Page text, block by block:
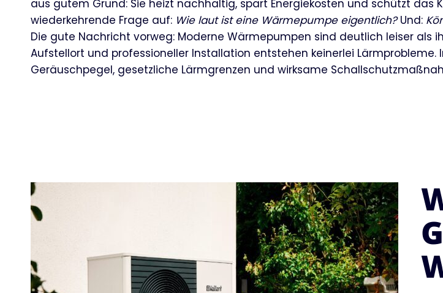
aus gutem Grund: Sie heizt nachhaltig, spart Energiekosten und schützt das
wiederkehrende Frage auf: Wie laut ist eine Wärmepumpe eigentlich?Und:
Die gute Nachricht vorweg: Moderne Wärmepumpen sind deutlich leiser
Aufstellort und professioneller Installation entstehen keinerlei
Geräuschpegel, gesetzliche Lärmgrenzen und wirksame